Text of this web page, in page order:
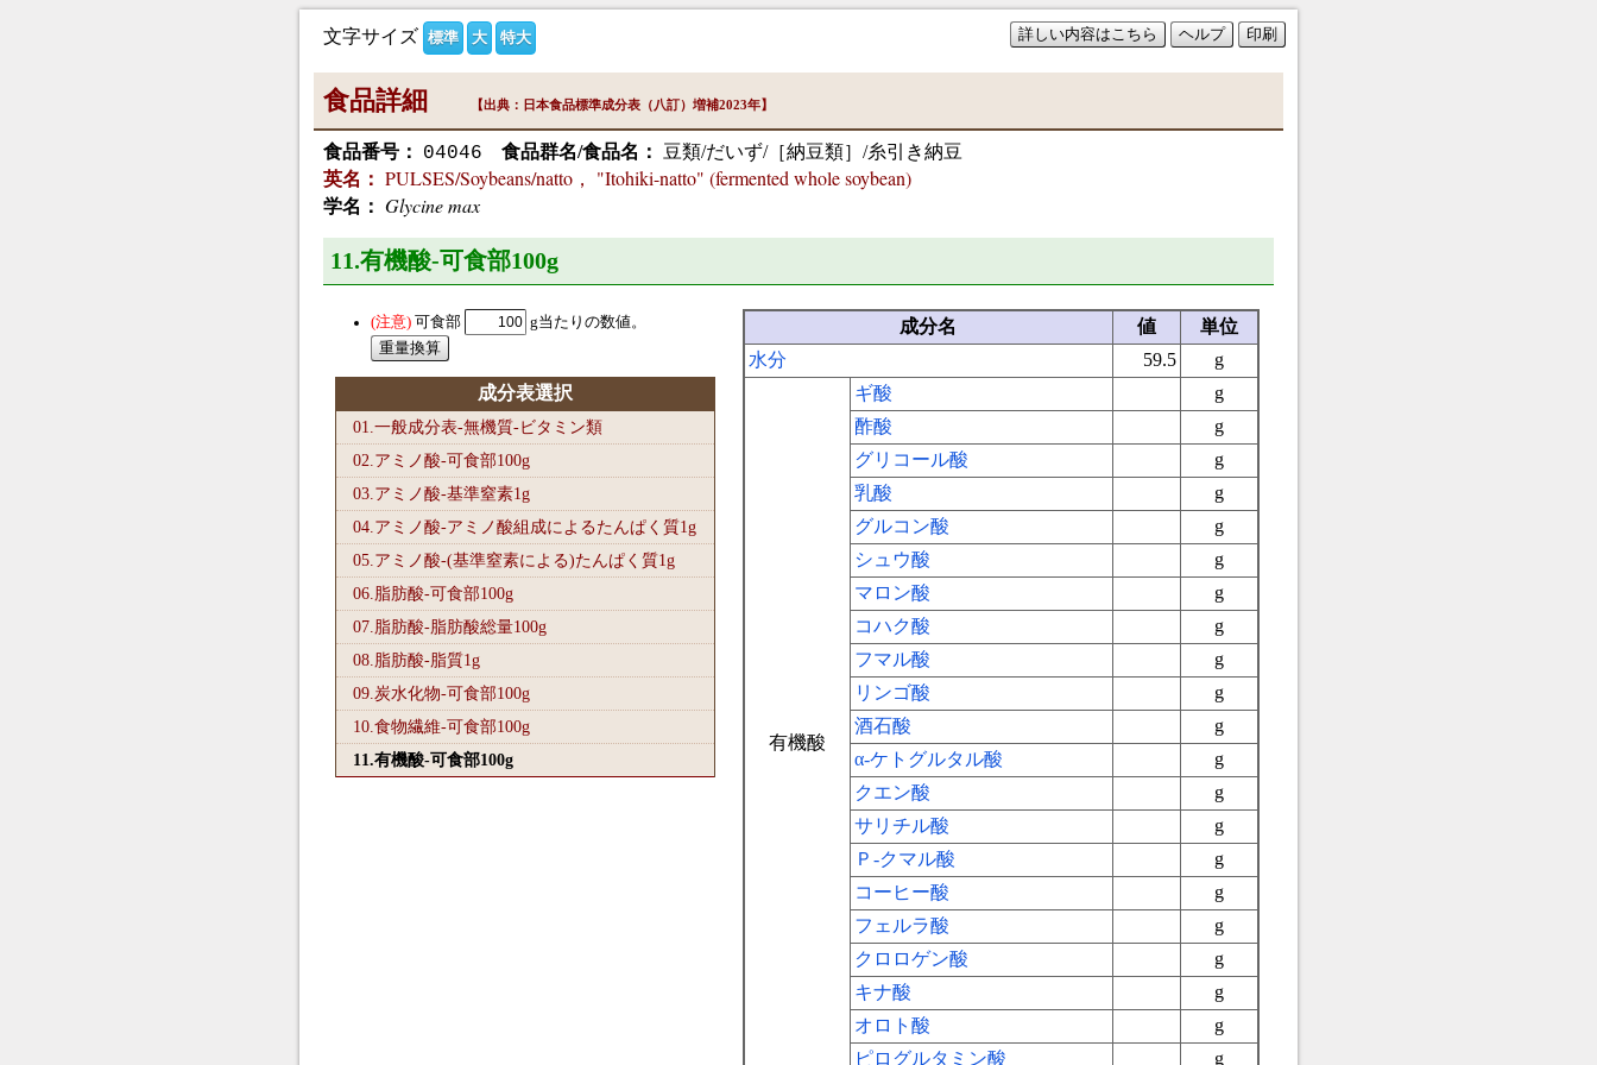
詳しい内容はこちら ヘルプ 印刷
文字サイズ 標準 大 特大
食品詳細 【出典：日本食品標準成分表（八訂）増補2023年】
食品番号： 04046 食品群名/食品名：
豆類/だいず/［納豆類］/糸引き納豆
英名： PULSES/Soybeans/natto， "Itohiki-natto" (fermented whole soybean)
学名： Glycine max
11.有機酸-可食部100g
可食部 g当たりの数値。
成分表選択
01.一般成分表-無機質-ビタミン類
02.アミノ酸-可食部100g
03.アミノ酸-基準窒素1g
04.アミノ酸-アミノ酸組成によるたんぱく質1g
05.アミノ酸-(基準窒素による)たんぱく質1g
06.脂肪酸-可食部100g
07.脂肪酸-脂肪酸総量100g
08.脂肪酸-脂質1g
09.炭水化物-可食部100g
10.食物繊維-可食部100g
11.有機酸-可食部100g
成分名 値
単位
水分
59.5 g
有機酸
ギ酸
g
酢酸
g
グリコール酸
g
乳酸
g
グルコン酸
g
シュウ酸
g
マロン酸
g
コハク酸
g
フマル酸
g
リンゴ酸
g
酒石酸
g
α-ケトグルタル酸
g
クエン酸
g
サリチル酸
g
Ｐ-クマル酸
g
コーヒー酸
g
フェルラ酸
g
クロロゲン酸
g
キナ酸
g
オロト酸
g
ピログルタミン酸
g